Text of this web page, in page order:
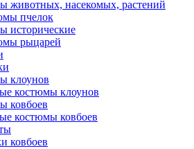
животных, насекомых, растений
пчелок
исторические
рыцарей
клоунов
костюмы клоунов
ковбоев
костюмы ковбоев
ковбоев